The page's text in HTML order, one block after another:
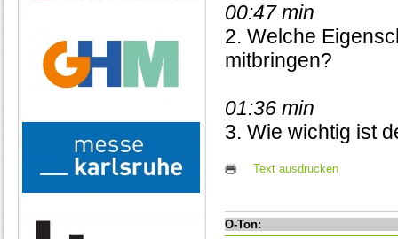
00:47 min
2. Welche
mitbringen?
01:36 min
3. Wie wichtig ist
Text ausdrucken
O-Ton: